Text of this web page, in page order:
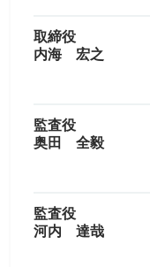
取締役
内海 宏之
監査役
奥田 全毅
監査役
河内 達哉